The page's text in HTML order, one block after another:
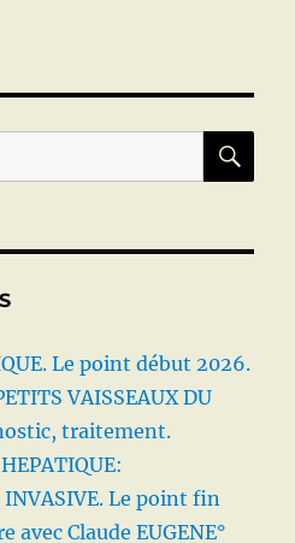
Le point début 2026.
VAISSEAUX DU
traitement.
INVASIVE. Le point fin
avec Claude EUGENE°